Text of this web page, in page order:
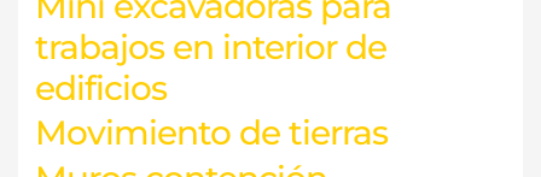
trabajos en interior de
edificios
Movimiento de tierras